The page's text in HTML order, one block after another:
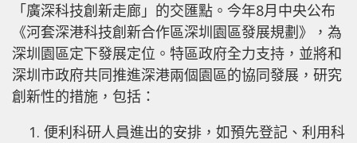
「廣深科技創新走廊」的交匯點。今年8月中央公布
《河套深港科技創新合作區深圳園區發展規劃》，為
深圳園區定下發展定位。特區政府全力支持，並將和
深圳市政府共同推進深港兩個園區的協同發展，研究
創新性的措施，包括：
便利科研人員進出的安排，如預先登記、利用科